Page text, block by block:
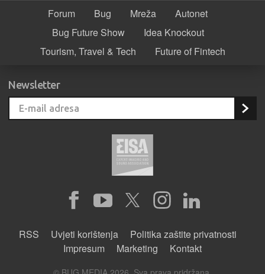
Forum Bug Mreža
Autonet
Bug Future Show
Idea Knockout
Tourism, Travel & Tech
Future of Fintech
Newsletter
RSS Uvjeti korištenja
Politika zaštite privatnosti
Impresum
Marketing Kontakt